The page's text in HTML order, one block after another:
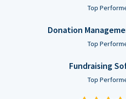
Top
Donation
Top
Fundraising
Top